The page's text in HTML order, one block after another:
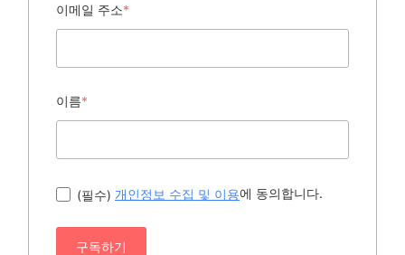
이메일 주소*
이름*
(필수) 개인정보 수집 및 이용에 동의합니다.
구독하기